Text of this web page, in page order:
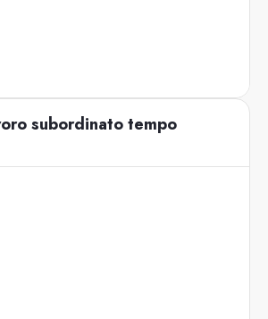
subordinato tempo